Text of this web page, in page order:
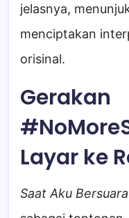
jelasnya,
menciptakan
orisinal.
Gerakan
Layar ke
Saat Aku Bersuara